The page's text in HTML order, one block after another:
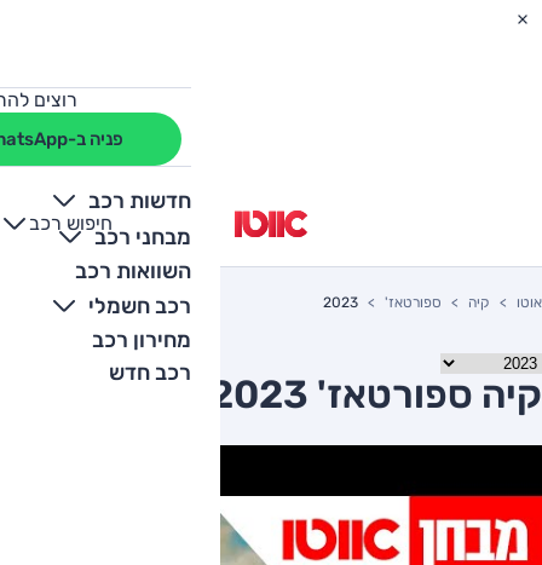
רוצים
פניה ב-WhatsApp
חדשות רכב
מבחני רכב
השוואות רכב
רכב חשמלי
מחירון רכב
רכב חדש
חיפוש רכב
+
-
אוטו קיה ספורטאז' 2023
קיה ספורטאז' 2023 יד שניה